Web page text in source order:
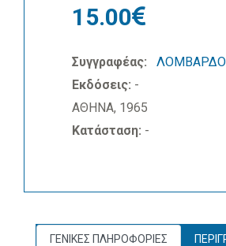
15.00
Συγγραφέας:
Εκδόσεις: -
ΑΘΗΝΑ, 1965
Κατάσταση: -
ΓΕΝΙΚΕΣ ΠΛΗΡΟΦΟΡΙΕΣ